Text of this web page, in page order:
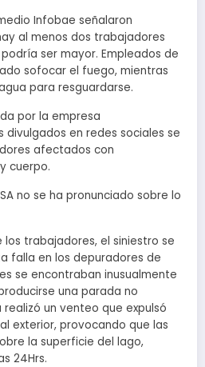
Infobae señalaron
al menos dos trabajadores
ser mayor. Empleados de
sofocar el fuego, mientras
para resguardarse.
por la empresa
divulgados en redes sociales se
afectados con
cuerpo.
no se ha pronunciado sobre lo
los trabajadores, el siniestro se
falla en los depuradores de
se encontraban inusualmente
una parada no
un venteo que expulsó
exterior, provocando que las
la superficie del lago,
24Hrs.